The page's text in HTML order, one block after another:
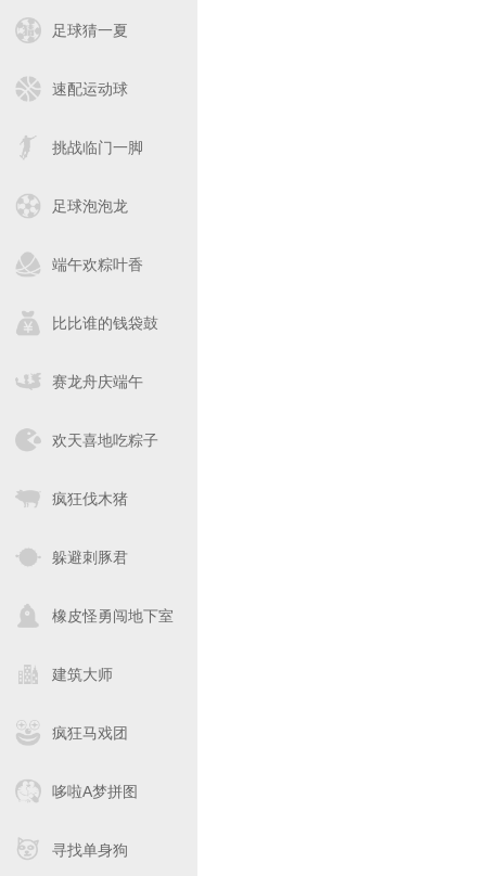
足球猜一夏
速配运动球
挑战临门一脚
足球泡泡龙
端午欢粽叶香
比比谁的钱袋鼓
赛龙舟庆端午
欢天喜地吃粽子
疯狂伐木猪
躲避刺豚君
橡皮怪勇闯地下室
建筑大师
疯狂马戏团
哆啦A梦拼图
寻找单身狗